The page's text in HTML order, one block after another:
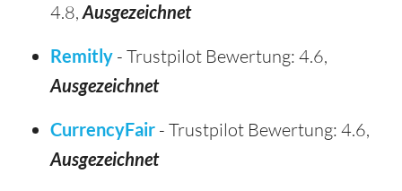
4.8,Ausgezeichnet
Remitly - Trustpilot Bewertung: 4.6,
Ausgezeichnet
CurrencyFair - Trustpilot Bewertung: 4.6,
Ausgezeichnet